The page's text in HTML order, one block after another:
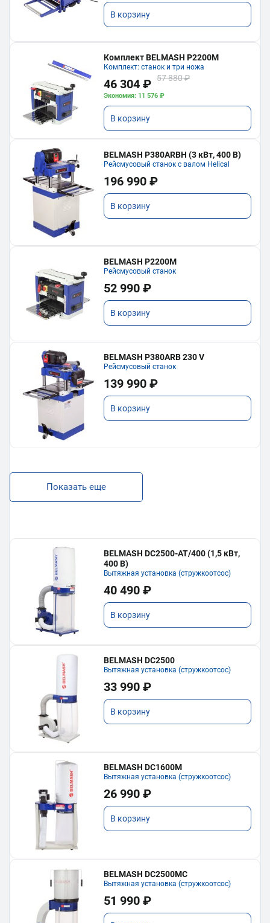
В корзину
Комплект BELMASH P2200M
Комплект: станок и три ножа
46 304 ₽ 57 880 ₽
Экономия: 11 576 ₽
В корзину
BELMASH P380ARBH (3 кВт, 400 В)
Рейсмусовый станок с валом Helical
196 990 ₽
В корзину
BELMASH P2200M
Рейсмусовый станок
52 990 ₽
В корзину
BELMASH P380ARB 230 V
Рейсмусовый станок
139 990 ₽
В корзину
Показать еще
BELMASH DC2500-AT/400 (1,5 кВт,
400 В)
Вытяжная установка (стружкоотсос)
40 490 ₽
В корзину
BELMASH DC2500
Вытяжная установка (стружкоотсос)
33 990 ₽
В корзину
BELMASH DC1600M
Вытяжная установка (стружкоотсос)
26 990 ₽
В корзину
BELMASH DC2500MC
Вытяжная установка (стружкоотсос)
51 990 ₽